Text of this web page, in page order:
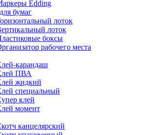
Edding
бумаг
лоток
лоток
боксы
рабочего места
карандаш
ПВА
жидкий
специальный
клей
момент
канцелярский